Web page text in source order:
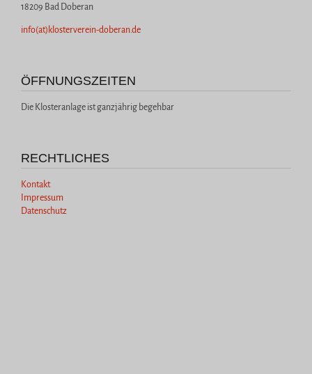
18209 Bad Doberan
info(at)klosterverein-doberan.de
ÖFFNUNGSZEITEN
Die Klosteranlage ist ganzjährig begehbar
RECHTLICHES
Kontakt
Impressum
Datenschutz